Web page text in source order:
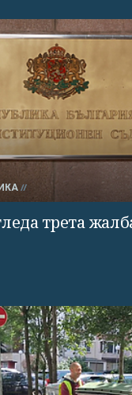
трета